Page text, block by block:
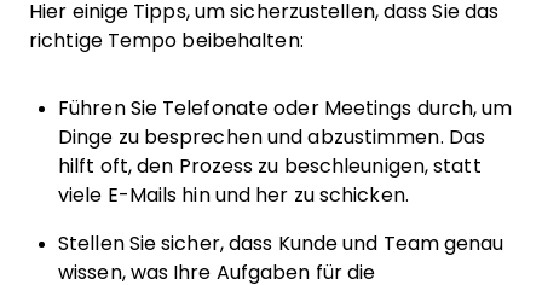
Hier einige Tipps, um sicherzustellen, dass Sie das
richtige Tempo beibehalten:
Führen Sie Telefonate oder Meetings durch, um
Dinge zu besprechen und abzustimmen. Das
hilft oft, den Prozess zu beschleunigen, statt
viele E-Mails hin und her zu schicken.
Stellen Sie sicher, dass Kunde und Team genau
wissen, was Ihre Aufgaben für die